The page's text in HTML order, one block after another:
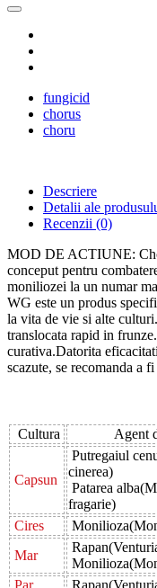
fungicid
chorus
choru
Descriere
Detalii ale
Recenzii (0)
MOD DE ACTIUNE:
conceput pentru
moniliozei la un numar
WG este un produs
la vita de vie si alte
translocata rapid in
curativa.Datorita
scazute, se recomanda a
Cultura Agent
Capsun
Putregaiul
cinerea)
Patarea
fragarie)
Cires
Mar